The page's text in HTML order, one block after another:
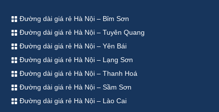
Đường dài giá rẻ Hà Nội – Bỉm Sơn
Đường dài giá rẻ Hà Nội – Tuyên Quang
Đường dài giá rẻ Hà Nội – Yên Bái
Đường dài giá rẻ Hà Nội – Lạng Sơn
Đường dài giá rẻ Hà Nội – Thanh Hoá
Đường dài giá rẻ Hà Nội – Sầm Sơn
Đường dài giá rẻ Hà Nội – Lào Cai